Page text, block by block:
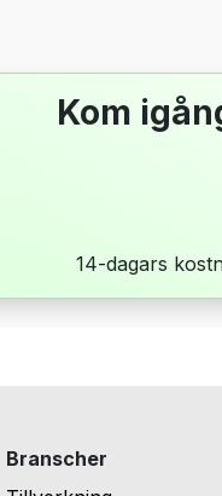
Kom
14-dagars
Branscher